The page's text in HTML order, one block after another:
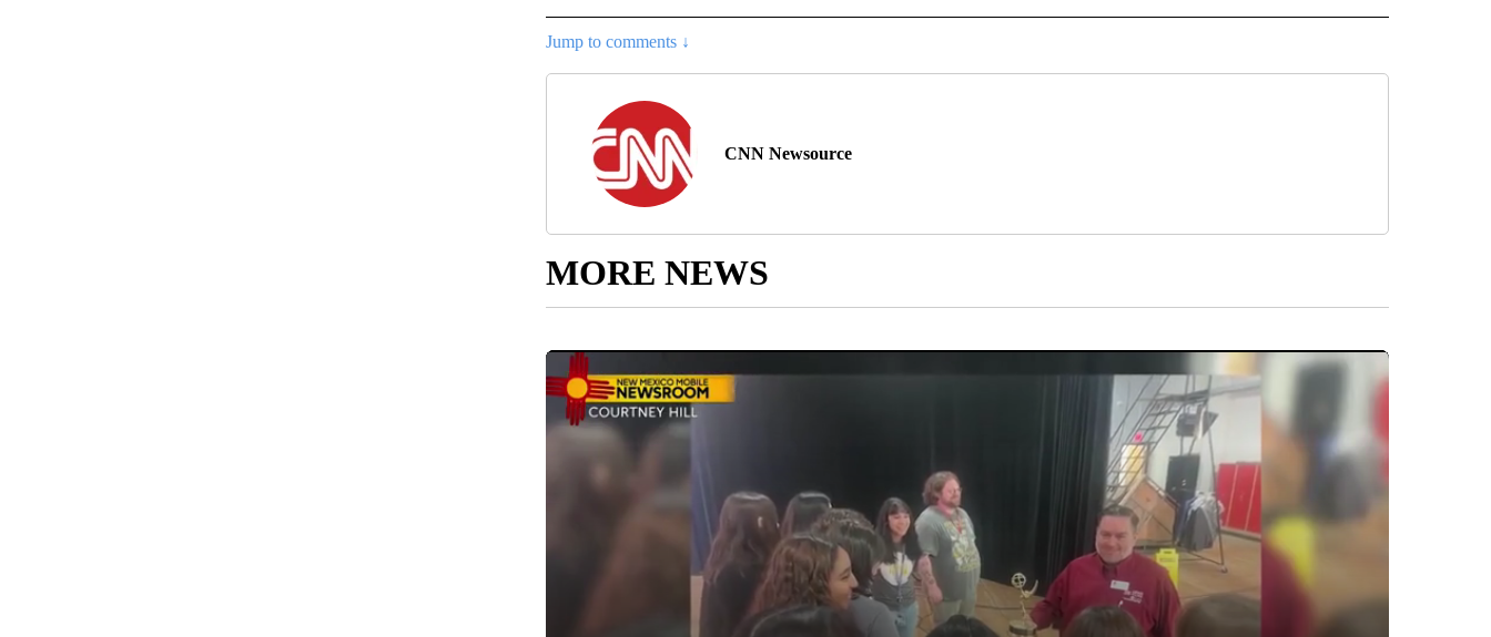
Jump to comments ↓
CNN Newsource
MORE NEWS